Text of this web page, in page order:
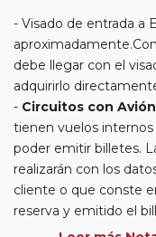
Visado de entrada a
debe llegar con el
adquirirlo
Circuitos con
tienen vuelos internos
poder emitir billetes.
realizarán con los
cliente o que conste
reserva y emitido el
o un nombre